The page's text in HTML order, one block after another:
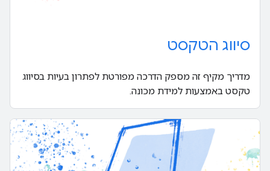
סיווג הטקסט
מדריך מקיף זה מספק הדרכה מפורטת לפתרון בעיות בסיווג
טקסט באמצעות למידת מכונה.